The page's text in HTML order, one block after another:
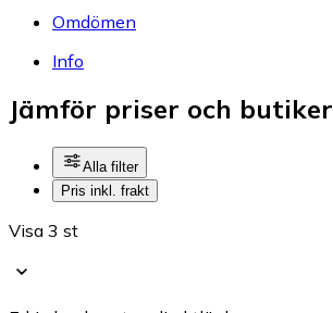
Omdömen
Info
Jämför priser och butiker
Alla filter
Pris inkl. frakt
Visa 3 st